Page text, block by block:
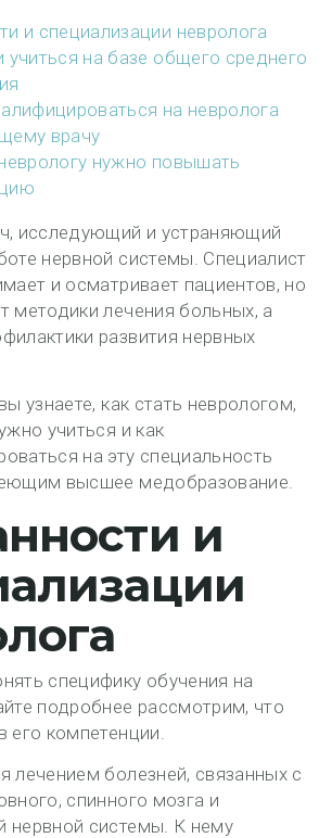
и специализации невролога
учиться на базе общего среднего
на невролога
врачу
нужно повышать
исследующий и устраняющий
нервной системы. Специалист
и осматривает пациентов, но
методики лечения больных, а
развития нервных
узнаете, как стать неврологом,
учиться и как
на эту специальность
высшее медобразование.
и
специфику обучения на
подробнее рассмотрим, что
его компетенции.
лечением болезней, связанных с
спинного мозга и
нервной системы. К нему